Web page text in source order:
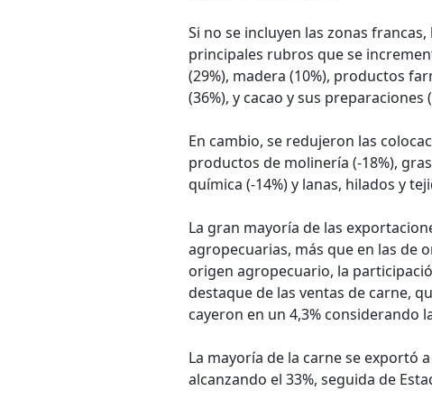
Si no se incluyen las zonas
principales rubros que se
(29%), madera (10%), productos
(36%), y cacao y sus preparaciones
En cambio, se redujeron las
productos de molinería (-18%),
química (-14%) y lanas, hilados y
La gran mayoría de las
agropecuarias, más que en las de
origen agropecuario, la
destaque de las ventas de carne,
cayeron en un 4,3% considerando
La mayoría de la carne se exportó
alcanzando el 33%, seguida de